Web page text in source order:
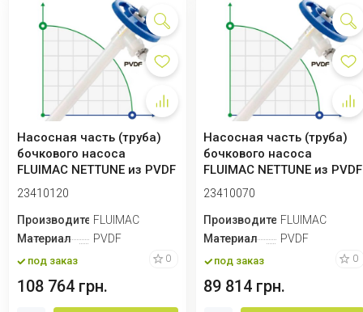
Насосная часть (труба)
бочкового насоса
FLUIMAC NETTUNE из PVDF
(вал HASTELLO...
23410120
ПроизводительFLUIMAC
Материал
PVDF
под заказ 0
108 764 грн.
Насосная часть (труба)
бочкового насоса
FLUIMAC NETTUNE из PVDF
(вал HASTELLO...
23410070
ПроизводительFLUIMAC
Материал
PVDF
под заказ 0
89 814 грн.